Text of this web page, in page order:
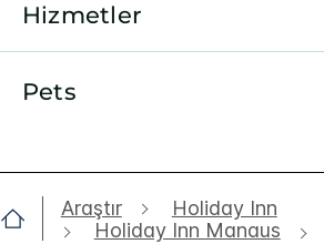
Hizmetler
Pets
Araştır
Holiday Inn
Holiday Inn Manaus